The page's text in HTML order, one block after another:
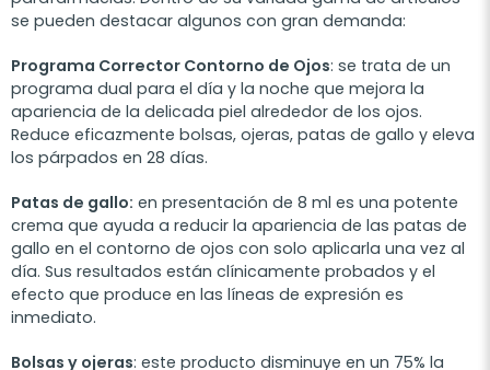
se pueden destacar algunos con gran demanda:
Programa Corrector Contorno de Ojos: se trata de un
programa dual para el día y la noche que mejora la
apariencia de la delicada piel alrededor de los ojos.
Reduce eficazmente bolsas, ojeras, patas de gallo y eleva
los párpados en 28 días.
Patas de gallo: en presentación de 8 ml es una potente
crema que ayuda a reducir la apariencia de las patas de
gallo en el contorno de ojos con solo aplicarla una vez al
día. Sus resultados están clínicamente probados y el
efecto que produce en las líneas de expresión es
inmediato.
Bolsas y ojeras: este producto disminuye en un 75% la